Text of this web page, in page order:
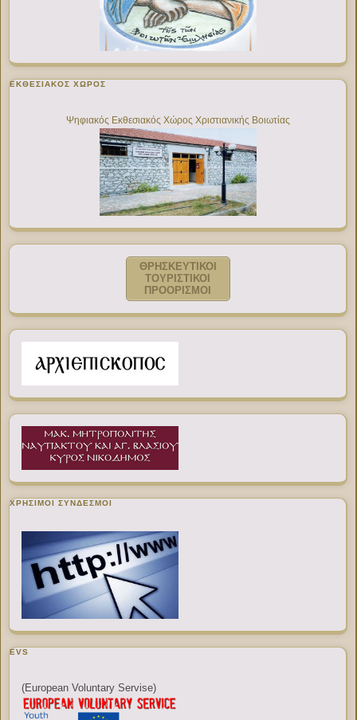
ΕΚΘΕΣΙΑΚΌΣ ΧΏΡΟΣ
Ψηφιακός Εκθεσιακός Χώρος Χριστιανικής Βοιωτίας
ΘΡΗΣΚΕΥΤΙΚΟΙ
ΤΟΥΡΙΣΤΙΚΟΙ
ΠΡΟΟΡΙΣΜΟΙ
ΧΡΉΣΙΜΟΙ ΣΎΝΔΕΣΜΟΙ
EVS
(European Voluntary Servise)